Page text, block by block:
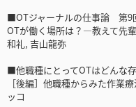
■OTジャーナルの仕事論 第9
OTが働く場所は？―教えて先
和礼, 吉山龍弥
■他職種にとってOTはどんな
［後編］他職種からみた作業
ッコ